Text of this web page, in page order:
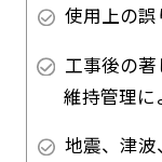
使用上の
工事後の
維持管理に
地震、津波